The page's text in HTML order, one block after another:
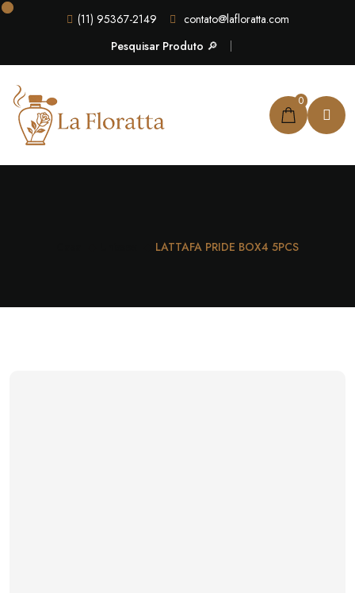
(11) 95367-2149
contato@lafloratta.com
Pesquisar Produto 🔎
0
LATTAFA PRIDE BOX4 5PCS